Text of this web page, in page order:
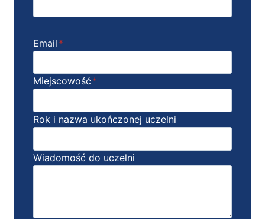
Email *
Miejscowość *
Rok i nazwa ukończonej uczelni
Wiadomość do uczelni